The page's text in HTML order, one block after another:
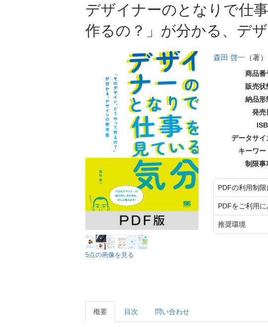
デザイナーのとなりで仕
作るの？」が分かる、デ
5点の画像を見る
森田 啓一 （著）
商品番
販売状
納品形
発売
データサイ
キーワー
制限事
PDFの利用制
PDFをご利用
推奨環境
概要 目次 問い合わせ